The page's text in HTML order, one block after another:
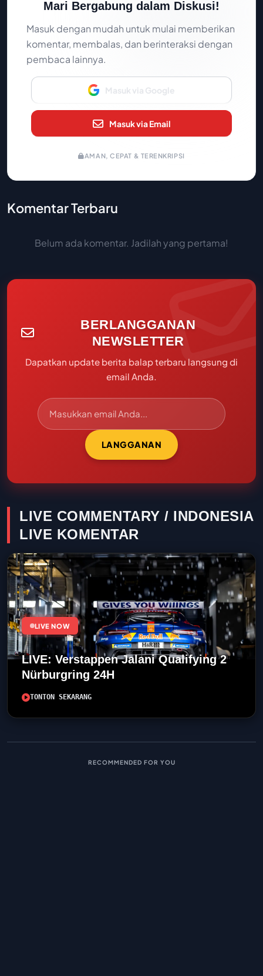
Mari Bergabung dalam Diskusi!
Masuk dengan mudah untuk mulai memberikan
komentar, membalas, dan berinteraksi dengan
pembaca lainnya.
Masuk via Google
Masuk via Email
AMAN, CEPAT & TERENKRIPSI
Komentar Terbaru
Belum ada komentar. Jadilah yang pertama!
BERLANGGANAN
NEWSLETTER
Dapatkan update berita balap terbaru langsung di
email Anda.
LANGGANAN
LIVE COMMENTARY / INDONESIA
LIVE KOMENTAR
LIVE NOW
LIVE: Verstappen Jalani Qualifying 2
Nürburgring 24H
TONTON SEKARANG
RECOMMENDED FOR YOU